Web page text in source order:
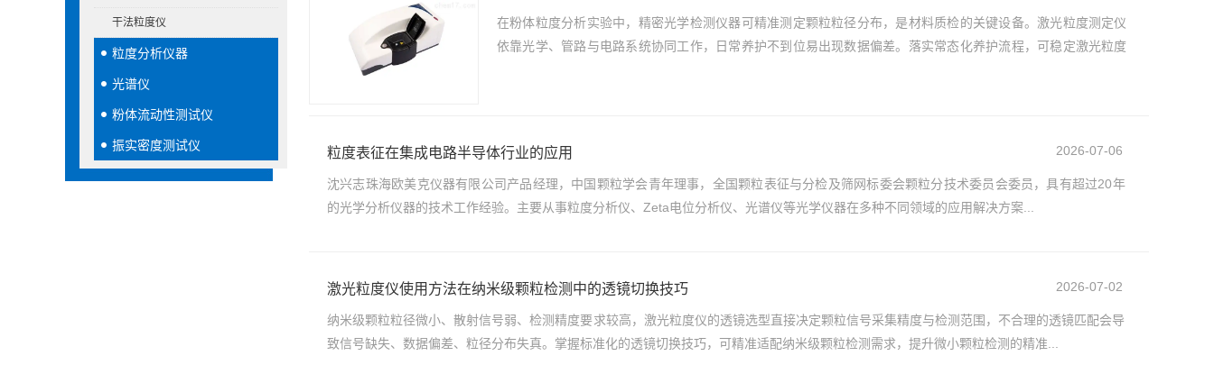
干法粒度仪
粒度分析仪器
光谱仪
粉体流动性测试仪
振实密度测试仪
在粉体粒度分析实验中，精密光学检测仪器可精准测定颗粒粒径分布，是材料质检的关键设备。激光粒度测定仪
依靠光学、管路与电路系统协同工作，日常养护不到位易出现数据偏差。落实常态化养护流程，可稳定激光粒度
粒度表征在集成电路半导体行业的应用
沈兴志珠海欧美克仪器有限公司产品经理，中国颗粒学会青年理事，全国颗粒表征与分检及筛网标委会颗粒分技术委员会委员，具有超过20年
的光学分析仪器的技术工作经验。主要从事粒度分析仪、Zeta电位分析仪、光谱仪等光学仪器在多种不同领域的应用解决方案...
2026-07-06
激光粒度仪使用方法在纳米级颗粒检测中的透镜切换技巧
纳米级颗粒粒径微小、散射信号弱、检测精度要求较高，激光粒度仪的透镜选型直接决定颗粒信号采集精度与检测范围，不合理的透镜匹配会导
致信号缺失、数据偏差、粒径分布失真。掌握标准化的透镜切换技巧，可精准适配纳米级颗粒检测需求，提升微小颗粒检测的精准...
2026-07-02